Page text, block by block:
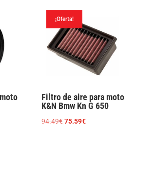
¡Oferta!
Filtro de aire para moto
K&N Bmw Kn G 650
94.49€ El
75.59€El